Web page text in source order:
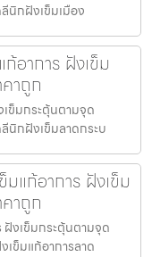
นิกฝังเข็มเมือง
อาการ ฝังเข็ม
าถูก
ข็มกระตุ้นตามจุด
นิกฝังเข็มลาดกระบ
แก้อาการ ฝังเข็ม
าถูก
ฝังเข็มกระตุ้นตามจุด
เข็มแก้อาการลาด